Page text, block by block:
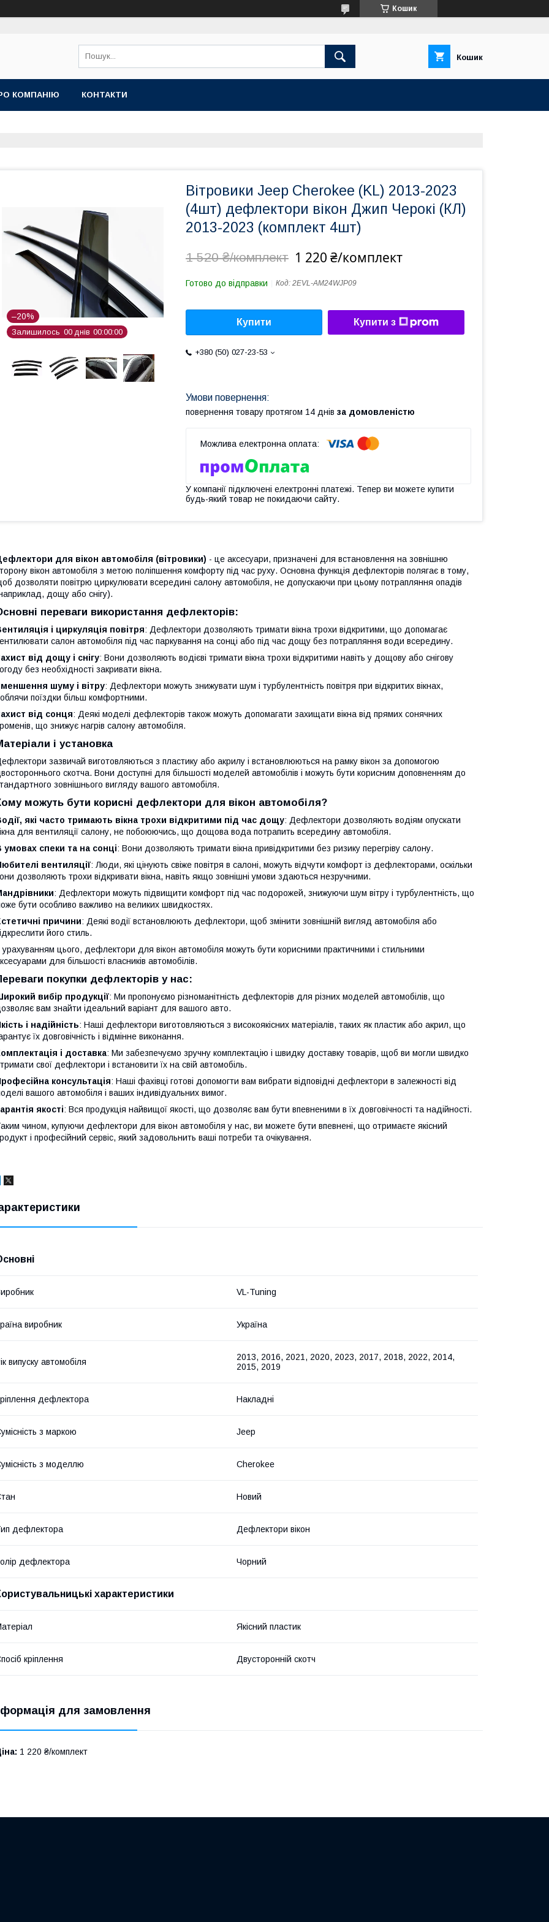
Кошик
Кошик
КОМПАНІЮ КОНТАКТИ
–20%
Залишилось 00 днів 00 00 00
Вітровики Jeep Cherokee (KL) 2013-2023
(4шт) дефлектори вікон Джип Черокі (КЛ)
2013-2023 (комплект 4шт)
1 520 ₴/комплект 1 220 ₴/комплект
Готово до відправки Код: 2EVL-AM24WJP09
Купити Купити з
+380 (50) 027-23-53
повернення товару протягом 14 днів за домовленістю
У компанії підключені електронні платежі. Тепер ви можете купити
будь-який товар не покидаючи сайту.
для вікон автомобіля (вітровики) - це аксесуари, призначені для встановлення на зовнішню
вікон автомобіля з метою поліпшення комфорту під час руху. Основна функція дефлекторів полягає в тому,
дозволяти повітрю циркулювати всередині салону автомобіля, не допускаючи при цьому потрапляння опадів
дощу або снігу).
переваги використання дефлекторів:
і циркуляція повітря: Дефлектори дозволяють тримати вікна трохи відкритими, що допомагає
салон автомобіля під час паркування на сонці або під час дощу без потрапляння води всередину.
від дощу і снігу: Вони дозволяють водієві тримати вікна трохи відкритими навіть у дощову або снігову
без необхідності закривати вікна.
шуму і вітру: Дефлектори можуть знижувати шум і турбулентність повітря при відкритих вікнах,
поїздки більш комфортними.
від сонця: Деякі моделі дефлекторів також можуть допомагати захищати вікна від прямих сонячних
що знижує нагрів салону автомобіля.
і установка
зазвичай виготовляються з пластику або акрилу і встановлюються на рамку вікон за допомогою
скотча. Вони доступні для більшості моделей автомобілів і можуть бути корисним доповненням до
зовнішнього вигляду вашого автомобіля.
можуть бути корисні дефлектори для вікон автомобіля?
які часто тримають вікна трохи відкритими під час дощу: Дефлектори дозволяють водіям опускати
для вентиляції салону, не побоюючись, що дощова вода потрапить всередину автомобіля.
умовах спеки та на сонці: Вони дозволяють тримати вікна привідкритими без ризику перегріву салону.
вентиляції: Люди, які цінують свіже повітря в салоні, можуть відчути комфорт із дефлекторами, оскільки
дозволяють трохи відкривати вікна, навіть якщо зовнішні умови здаються незручними.
: Дефлектори можуть підвищити комфорт під час подорожей, знижуючи шум вітру і турбулентність, що
бути особливо важливо на великих швидкостях.
причини: Деякі водії встановлюють дефлектори, щоб змінити зовнішній вигляд автомобіля або
його стиль.
урахуванням цього, дефлектори для вікон автомобіля можуть бути корисними практичними і стильними
для більшості власників автомобілів.
покупки дефлекторів у нас:
вибір продукції: Ми пропонуємо різноманітність дефлекторів для різних моделей автомобілів, що
вам знайти ідеальний варіант для вашого авто.
і надійність: Наші дефлектори виготовляються з високоякісних матеріалів, таких як пластик або акрил, що
їх довговічність і відмінне виконання.
і доставка: Ми забезпечуємо зручну комплектацію і швидку доставку товарів, щоб ви могли швидко
свої дефлектори і встановити їх на свій автомобіль.
консультація: Наші фахівці готові допомогти вам вибрати відповідні дефлектори в залежності від
вашого автомобіля і ваших індивідуальних вимог.
якості: Вся продукція найвищої якості, що дозволяє вам бути впевненими в їх довговічності та надійності.
чином, купуючи дефлектори для вікон автомобіля у нас, ви можете бути впевнені, що отримаєте якісний
і професійний сервіс, який задовольнить ваші потреби та очікування.
VL-Tuning
виробник Україна
випуску автомобіля
2013, 2016, 2021, 2020, 2023, 2017, 2018, 2022, 2014,
2015, 2019
дефлектора Накладні
з маркою Jeep
з моделлю Cherokee
Новий
дефлектора Дефлектори вікон
дефлектора Чорний
характеристики
Якісний пластик
кріплення Двусторонній скотч
для замовлення
1 220 ₴/комплект